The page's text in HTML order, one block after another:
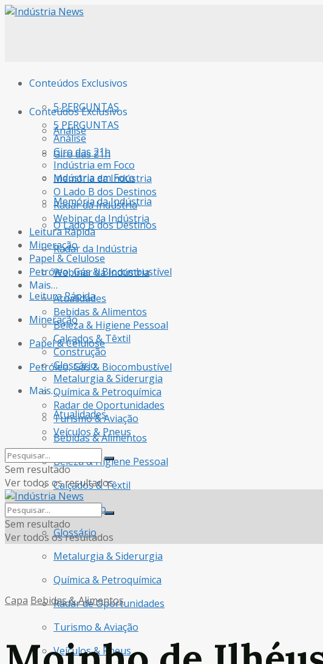
Conteúdos Exclusivos
5 PERGUNTAS
Análise
Giro das 21h
Indústria em Foco
Memória da Indústria
O Lado B dos Destinos
Radar da Indústria
Webinar da Indústria
Leitura Rápida
Mineração
Papel & Celulose
Petróleo, Gás & Biocombustível
Mais…
Atualidades
Bebidas & Alimentos
Beleza & Higiene Pessoal
Calçados & Têxtil
Construção
Glossário
Metalurgia & Siderurgia
Química & Petroquímica
Radar de Oportunidades
Turismo & Aviação
Veículos & Pneus
Conteúdos Exclusivos
5 PERGUNTAS
Análise
Giro das 21h
Indústria em Foco
Memória da Indústria
O Lado B dos Destinos
Radar da Indústria
Webinar da Indústria
Leitura Rápida
Mineração
Papel & Celulose
Petróleo, Gás & Biocombustível
Mais…
Atualidades
Bebidas & Alimentos
Beleza & Higiene Pessoal
Calçados & Têxtil
Construção
Glossário
Metalurgia & Siderurgia
Química & Petroquímica
Radar de Oportunidades
Turismo & Aviação
Veículos & Pneus
Sem resultado
Ver todos os resultados
Sem resultado
Ver todos os resultados
Capa Bebidas & Alimentos